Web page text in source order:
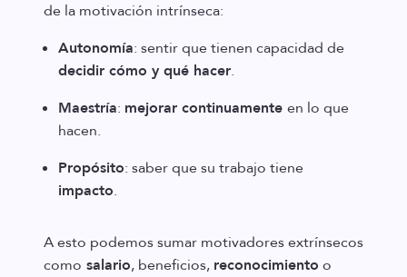
de la motivación intrínseca:
Autonomía: sentir que tienen capacidad de
decidir cómo y qué hacer.
Maestría: mejorar continuamente en lo que
hacen.
Propósito: saber que su trabajo tiene
impacto.
A esto podemos sumar motivadores extrínsecos
como salario, beneficios, reconocimiento o